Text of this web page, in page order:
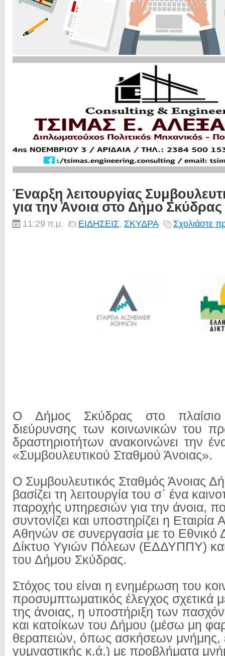
Έναρξη λειτουργίας
για την Άνοια στο Δήμο Σκύδρας
11:29 π.μ. ΕΙΔΗΣΕΙΣ, ΣΚΥΔΡΑ Σχολιάστε
Ο Δήμος Σκύδρας στο πλαίσιο
διεύρυνσης των κοινωνικών του
δραστηριοτήτων ανακοινώνει την
«Συμβουλευτικού Σταθμού Άνοιας».
Ο Συμβουλευτικός Σταθμός Άνοιας
βασίζει τη λειτουργία του σ΄ ένα
παροχής υπηρεσιών για την άνοια,
συντονίζει και υποστηρίζει η
Αθηνών σε συνεργασία με το Εθνικό
Δίκτυο Υγιών Πόλεων (ΕΔΔΥΠΠΥ)
του Δήμου Σκύδρας.
Στόχος του είναι η ενημέρωση του
προσυμπτωματικός έλεγχος σχετικά
της άνοιας, η υποστήριξη των
και κατοίκων του Δήμου (μέσω μη
θεραπειών, όπως ασκήσεων μνήμης,
γυμναστικής κ.ά.) με προβλήματα